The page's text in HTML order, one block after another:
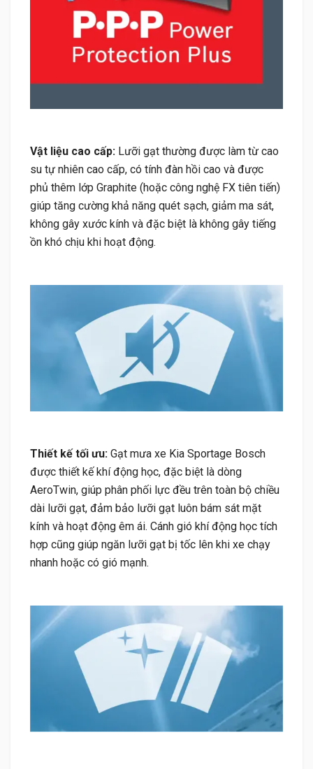
Vật liệu cao cấp: Lưỡi gạt thường được làm từ cao
su tự nhiên cao cấp, có tính đàn hồi cao và được
phủ thêm lớp Graphite (hoặc công nghệ FX tiên tiến)
giúp tăng cường khả năng quét sạch, giảm ma sát,
không gây xước kính và đặc biệt là không gây tiếng
ồn khó chịu khi hoạt động.
Thiết kế tối ưu: Gạt mưa xe Kia Sportage Bosch
được thiết kế khí động học, đặc biệt là dòng
AeroTwin, giúp phân phối lực đều trên toàn bộ chiều
dài lưỡi gạt, đảm bảo lưỡi gạt luôn bám sát mặt
kính và hoạt động êm ái. Cánh gió khí động học tích
hợp cũng giúp ngăn lưỡi gạt bị tốc lên khi xe chạy
nhanh hoặc có gió mạnh.